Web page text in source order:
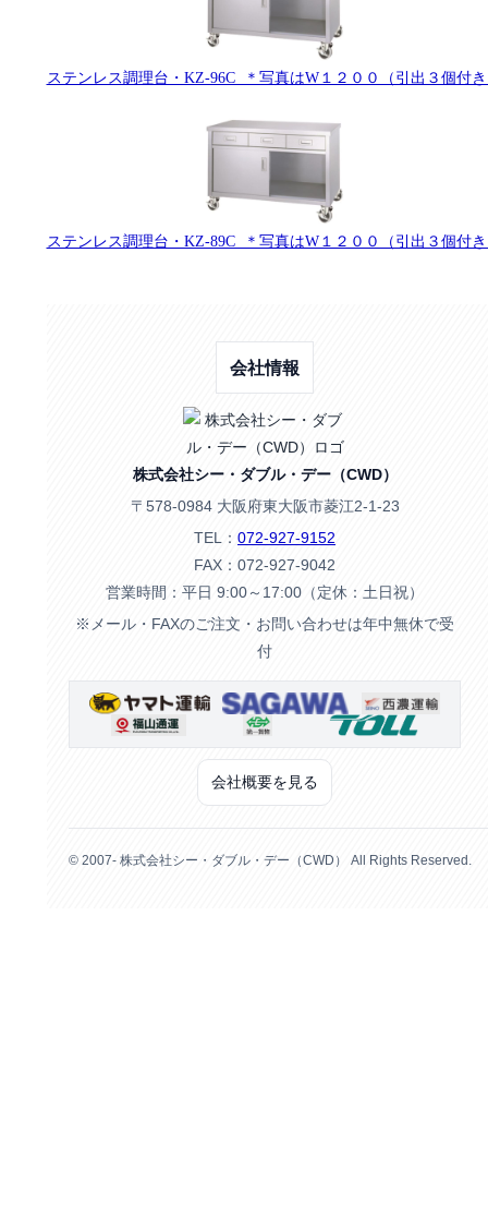
ステンレス調理台・KZ-96C ＊写真はW１２００（引出３個付
ステンレス調理台・KZ-89C ＊写真はW１２００（引出３個付
会社情報
株式会社シー・ダブル・デー（CWD）
〒578-0984 大阪府東大阪市菱江2-1-23
TEL： 072-927-9152
FAX：072-927-9042
営業時間：平日 9:00～17:00（定休：土日祝）
※メール・FAXのご注文・お問い合わせは年中無休で受
付
会社概要を見る
© 2007- 株式会社シー・ダブル・デー（CWD） All Rights Reserved.